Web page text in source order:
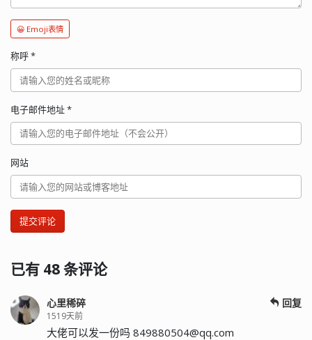
😀 Emoji表情
称呼*
电子邮件地址*
网站
提交评论
已有 48 条评论
心里稀碎
1519天前
回复
大佬可以发一份吗 849880504@qq.com